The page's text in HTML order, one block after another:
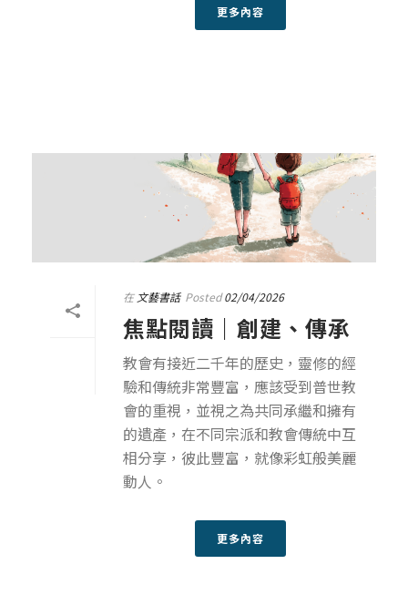
更多內容
在 文藝書話 Posted 02/04/2026
焦點閱讀｜創建、傳承
教會有接近二千年的歷史，靈修的經
驗和傳統非常豐富，應該受到普世教
會的重視，並視之為共同承繼和擁有
的遺產，在不同宗派和教會傳統中互
相分享，彼此豐富，就像彩虹般美麗
動人。
更多內容